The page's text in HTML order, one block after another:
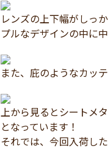
レンズの上下幅がしっ
プルなデザインの中に
また、庇のようなカッ
上から見るとシートメ
となっています！
それでは、今回入荷し